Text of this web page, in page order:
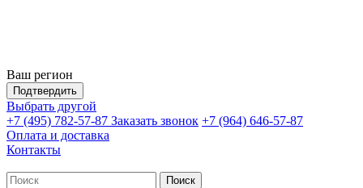
Ваш регион
Подтвердить
Выбрать другой
+7 (495) 782-57-87 Заказать звонок +7 (964) 646-57-87
Оплата и доставка
Контакты
Поиск